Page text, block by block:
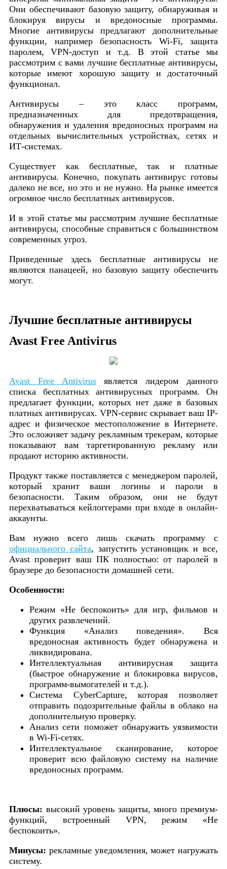
Они обеспечивают базовую защиту, обнаруживая и
блокируя вирусы и вредоносные программы.
Многие антивирусы предлагают дополнительные
функции, например безопасность Wi-Fi, защита
паролем, VPN-доступ и т.д. В этой статье мы
рассмотрим с вами лучшие бесплатные антивирусы,
которые имеют хорошую защиту и достаточный
функционал.
Антивирусы – это класс программ,
предназначенных для предотвращения,
обнаружения и удаления вредоносных программ на
отдельных вычислительных устройствах, сетях и
ИТ-системах.
Существует как бесплатные, так и платные
антивирусы. Конечно, покупать антивирус готовы
далеко не все, но это и не нужно. На рынке имеется
огромное число бесплатных антивирусов.
И в этой статье мы рассмотрим лучшие бесплатные
антивирусы, способные справиться с большинством
современных угроз.
Приведенные здесь бесплатные антивирусы не
являются панацеей, но базовую защиту обеспечить
могут.
Лучшие бесплатные антивирусы
Avast Free Antivirus
Avast Free Antivirusявляется лидером данного
списка бесплатных антивирусных программ. Он
предлагает функции, которых нет даже в базовых
платных антивирусах. VPN-сервис скрывает ваш IP-
адрес и физическое местоположение в Интернете.
Это осложняет задачу рекламным трекерам, которые
показывают вам таргетированную рекламу или
продают историю активности.
Продукт также поставляется с менеджером паролей,
который хранит ваши логины и пароли в
безопасности. Таким образом, они не будут
перехватываться кейлоггерами при входе в онлайн-
аккаунты.
Вам нужно всего лишь скачать программу с
официального сайта, запустить установщик и все,
Avast проверит ваш ПК полностью: от паролей в
браузере до безопасности домашней сети.
Особенности:
Режим «Не беспокоить» для игр, фильмов и
других развлечений.
Функция «Анализ поведения». Вся
вредоносная активность будет обнаружена и
ликвидирована.
Интеллектуальная антивирусная защита
(быстрое обнаружение и блокировка вирусов,
программ-вымогателей и т.д.).
Система CyberCapture, которая позволяет
отправить подозрительные файлы в облако на
дополнительную проверку.
Анализ сети поможет обнаружить уязвимости
в Wi-Fi-сетях.
Интеллектуальное сканирование, которое
проверит всю файловую систему на наличие
вредоносных программ.
Плюсы: высокий уровень защиты, много премиум-
функций, встроенный VPN, режим «Не
беспокоить».
Минусы: рекламные уведомления, может нагружать
систему.